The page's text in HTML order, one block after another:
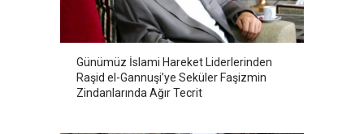
Günümüz İslami Hareket Liderlerinden
Raşid el-Gannuşi’ye Seküler Faşizmin
Zindanlarında Ağır Tecrit